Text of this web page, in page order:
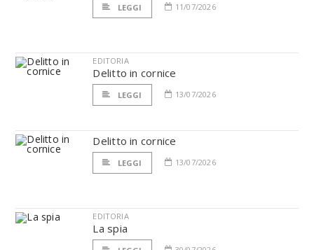
LEGGI 11/07/2026
EDITORIA
Delitto in cornice
LEGGI 13/07/2026
Delitto in cornice
LEGGI 13/07/2026
EDITORIA
La spia